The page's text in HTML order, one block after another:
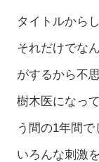
タイトルから
それだけでな
がするから不思
樹木医になっ
う間の1年間で
いろんな刺激